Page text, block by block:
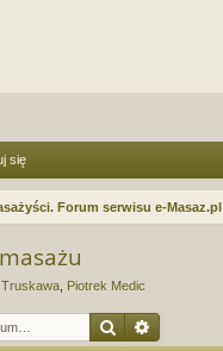
się
Forum serwisu e-Masaz.pl
Truskawa Piotrek Medic
Szukaj